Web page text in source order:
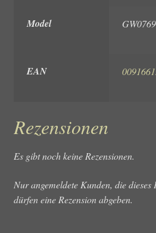
Model
EAN
Rezensionen
Es gibt noch keine Rezensionen.
Nur angemeldete Kunden, die dieses
dürfen eine Rezension abgeben.